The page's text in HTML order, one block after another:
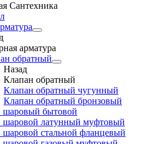
Сантехника
арматура
обратный
Назад
Клапан обратный
Клапан обратный чугунный
Клапан обратный бронзовый
шаровый бытовой
шаровой латунный муфтовый
шаровой стальной фланцевый